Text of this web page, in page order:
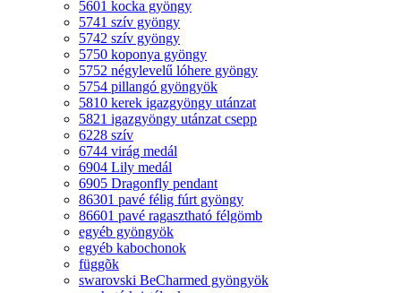
5601 kocka gyöngy
5741 szív gyöngy
5742 szív gyöngy
5750 koponya gyöngy
5752 négylevelű lóhere gyöngy
5754 pillangó gyöngyök
5810 kerek igazgyöngy utánzat
5821 igazgyöngy utánzat csepp
6228 szív
6744 virág medál
6904 Lily medál
6905 Dragonfly pendant
86301 pavé félig fúrt gyöngy
86601 pavé ragasztható félgömb
egyéb gyöngyök
egyéb kabochonok
függõk
swarovski BeCharmed gyöngyök